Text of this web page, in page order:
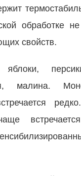
обработке
свойств.
яблоки,
малина.